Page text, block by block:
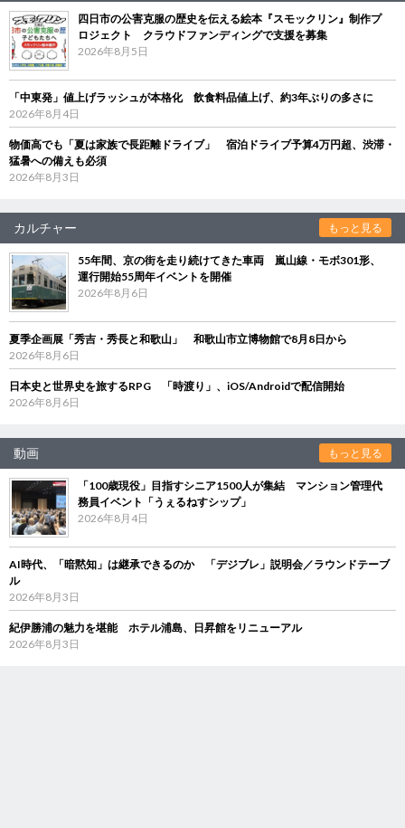
四日市の公害克服の歴史を伝える絵本『スモックリン』制作プ
ロジェクト クラウドファンディングで支援を募集
2026年8月5日
「中東発」値上げラッシュが本格化 飲食料品値上げ、約3年ぶりの多さに
2026年8月4日
物価高でも「夏は家族で長距離ドライブ」 宿泊ドライブ予算4万円超、渋滞・
猛暑への備えも必須
2026年8月3日
カルチャー もっと見る
55年間、京の街を走り続けてきた車両 嵐山線・モボ301形、
運行開始55周年イベントを開催
2026年8月6日
夏季企画展「秀吉・秀長と和歌山」 和歌山市立博物館で8月8日から
2026年8月6日
日本史と世界史を旅するRPG 「時渡り」、iOS/Androidで配信開始
2026年8月6日
動画 もっと見る
「100歳現役」目指すシニア1500人が集結 マンション管理代
務員イベント「うぇるねすシップ」
2026年8月4日
AI時代、「暗黙知」は継承できるのか 「デジブレ」説明会／ラウンドテーブ
ル
2026年8月3日
紀伊勝浦の魅力を堪能 ホテル浦島、日昇館をリニューアル
2026年8月3日